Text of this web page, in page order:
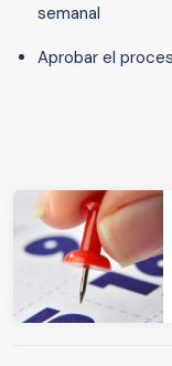
semanal
Aprobar el